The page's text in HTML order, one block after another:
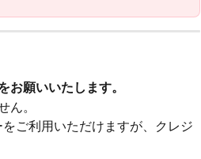
願いいたします。
。
ご利用いただけますが、クレジ